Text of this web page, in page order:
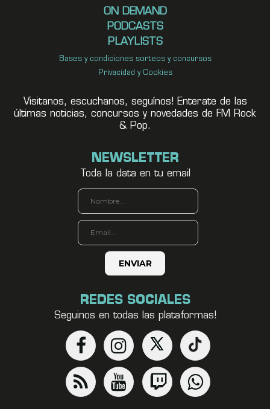
ON DEMAND
PODCASTS
PLAYLISTS
Bases y condiciones sorteos y concursos
Privacidad y Cookies
Visitanos, escuchanos, seguínos! Enterate de las
últimas noticias, concursos y novedades de FM Rock
& Pop.
NEWSLETTER
Toda la data en tu email
REDES SOCIALES
Seguinos en todas las plataformas!